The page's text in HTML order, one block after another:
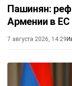
Пашинян:
Армении в ЕС
7 августа 2026, 14:29